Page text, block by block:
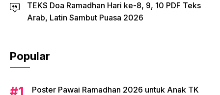
TEKS Doa Ramadhan Hari ke-8, 9, 10 PDF Teks
Arab, Latin Sambut Puasa 2026
Popular
Poster Pawai Ramadhan 2026 untuk Anak TK